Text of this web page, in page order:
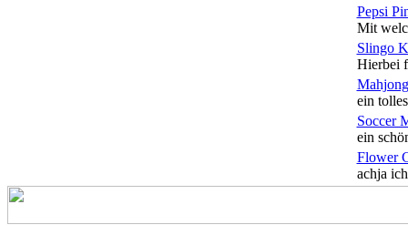
Pepsi
Mit
Slingo
Hierbei
ein
Soccer
ein
Flower
achja